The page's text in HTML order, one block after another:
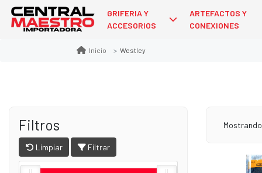
GRIFERIA Y
ACCESORIOS
ARTEFACTOS Y
CONEXIONES
Inicio Westley
Filtros
Limpiar Filtrar